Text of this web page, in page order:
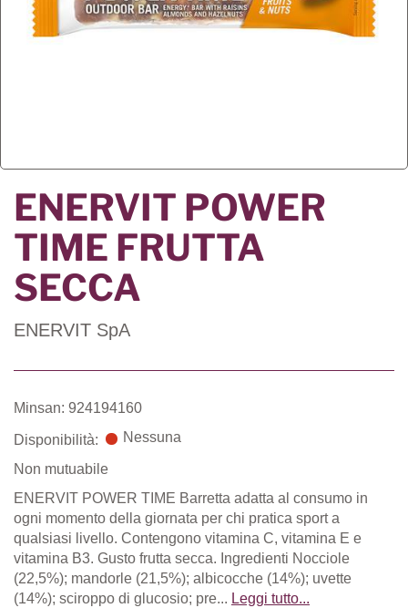
ENERVIT POWER
TIME FRUTTA
SECCA
ENERVIT SpA
Minsan: 924194160
Disponibilità: Nessuna
Non mutuabile
ENERVIT POWER TIME Barretta adatta al consumo in
ogni momento della giornata per chi pratica sport a
qualsiasi livello. Contengono vitamina C, vitamina E e
vitamina B3. Gusto frutta secca. Ingredienti Nocciole
(22,5%); mandorle (21,5%); albicocche (14%); uvette
(14%); sciroppo di glucosio; pre... Leggi tutto...